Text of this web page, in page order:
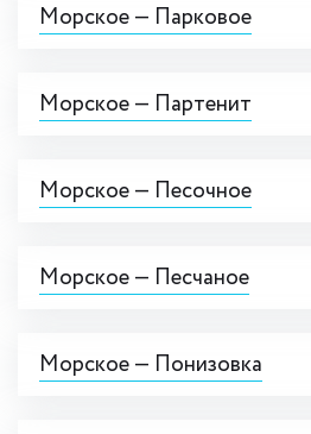
Морское — Парковое
Морское — Партенит
Морское — Песочное
Морское — Песчаное
Морское — Понизовка